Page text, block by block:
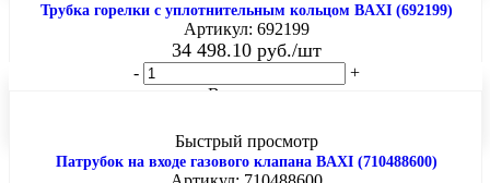
Трубка горелки с уплотнительным кольцом BAXI (692199)
Артикул: 692199
34 498.10руб./шт
-
+
В корзину
Быстрый просмотр
Патрубок на входе газового клапана BAXI (710488600)